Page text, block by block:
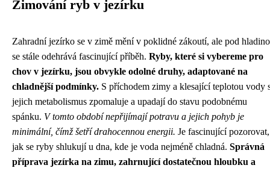
Zimování ryb v jezírku
Zahradní jezírko se v zimě mění v poklidné zákoutí, ale pod
se stále odehrává fascinující příběh. Ryby, které si vybereme pro
chov v jezírku, jsou obvykle odolné druhy, adaptované na
chladnější podmínky. S příchodem zimy a klesající teplotou vody
jejich metabolismus zpomaluje a upadají do stavu podobnému
spánku. V tomto období nepřijímají potravu a jejich pohyb je
minimální, čímž šetří drahocennou energii. Je fascinující pozorovat,
jak se ryby shlukují u dna, kde je voda nejméně chladná. Správná
příprava jezírka na zimu, zahrnující dostatečnou hloubku a